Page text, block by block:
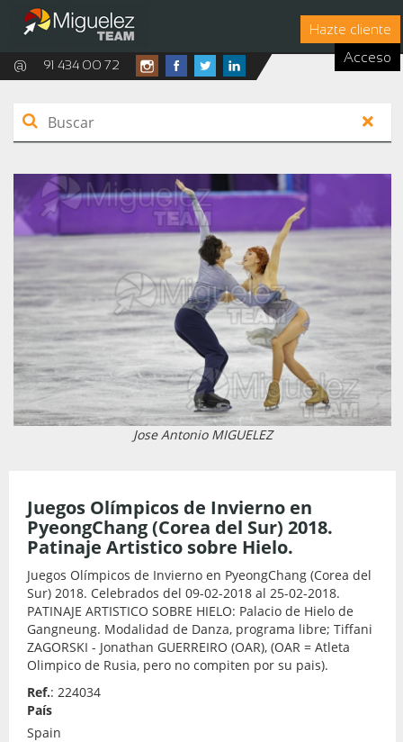
Hazte cliente
Acceso
@ 91 434 00 72
Jose Antonio MIGUELEZ
Juegos Olímpicos de Invierno en
PyeongChang (Corea del Sur) 2018.
Patinaje Artistico sobre Hielo.
Juegos Olímpicos de Invierno en PyeongChang (Corea del
Sur) 2018. Celebrados del 09-02-2018 al 25-02-2018.
PATINAJE ARTISTICO SOBRE HIELO: Palacio de Hielo de
Gangneung. Modalidad de Danza, programa libre; Tiffani
ZAGORSKI - Jonathan GUERREIRO (OAR), (OAR = Atleta
Olimpico de Rusia, pero no compiten por su pais).
Ref.: 224034
País
Spain